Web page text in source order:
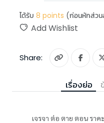
ได้รับ 8 points (ก่อนหักส่ว
Add Wishlist
Share:
เรื่องย่อ
เจรจา ต่อ ตาย ตอน ราคะ